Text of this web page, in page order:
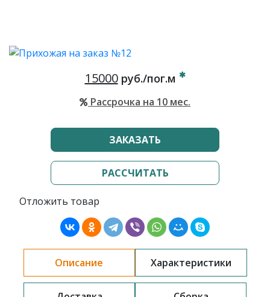
15000руб./пог.м
Рассрочка на 10 мес.
ЗАКАЗАТЬ
РАССЧИТАТЬ
Отложить товар
Описание Характеристики